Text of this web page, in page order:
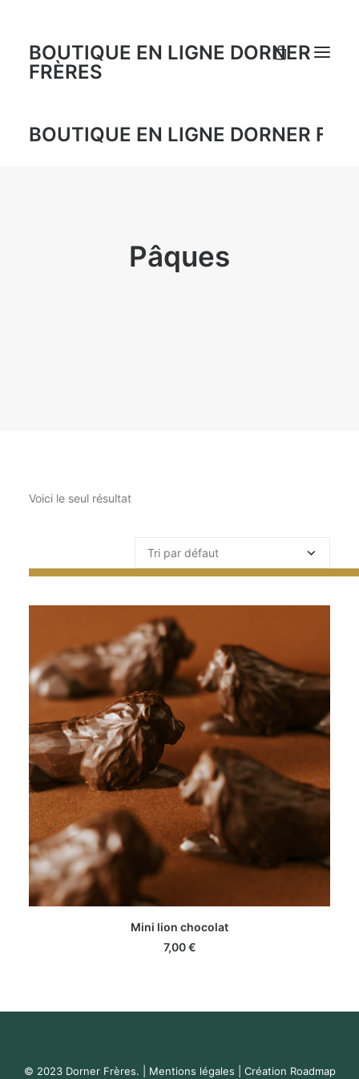
BOUTIQUE EN LIGNE DORNER
FRÈRES
BOUTIQUE EN LIGNE DORNER
Pâques
Voici le seul résultat
AJOUTER AU PANIER
Mini lion chocolat
7,00€
© 2023 Dorner Frères. | Mentions légales | Création Roadmap